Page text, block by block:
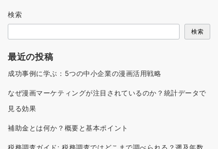
検索
検索
最近の投稿
成功事例に学ぶ：5つの中小企業の漫画活用戦略
なぜ漫画マーケティングが注目されているのか？統計データで
見る効果
補助金とは何か？概要と基本ポイント
税務調査ガイド: 税務調査ではどこまで調べられる？遡及年数